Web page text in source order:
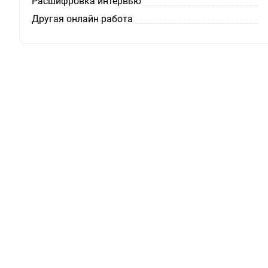
Другая онлайн работа